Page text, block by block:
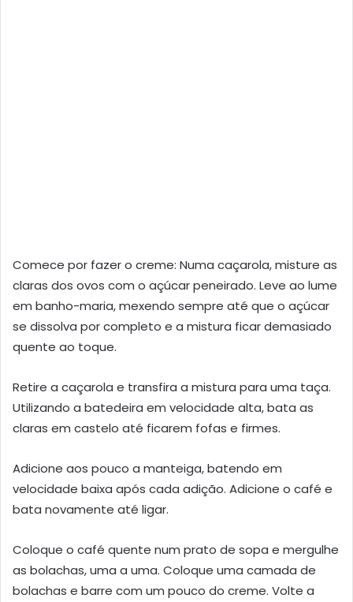
Comece por fazer o creme: Numa caçarola, misture as
claras dos ovos com o açúcar peneirado. Leve ao lume
em banho-maria, mexendo sempre até que o açúcar
se dissolva por completo e a mistura ficar demasiado
quente ao toque.
Retire a caçarola e transfira a mistura para uma taça.
Utilizando a batedeira em velocidade alta, bata as
claras em castelo até ficarem fofas e firmes.
Adicione aos pouco a manteiga, batendo em
velocidade baixa após cada adição. Adicione o café e
bata novamente até ligar.
Coloque o café quente num prato de sopa e mergulhe
as bolachas, uma a uma. Coloque uma camada de
bolachas e barre com um pouco do creme. Volte a